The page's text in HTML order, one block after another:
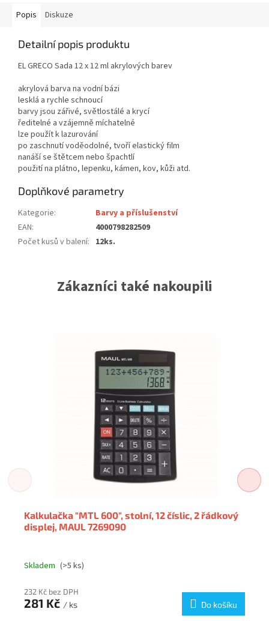
Popis Diskuze
Detailní popis produktu
EL GRECO Sada 12 x 12 ml akrylových barev
akrylová barva na vodní bázi
lesklá a rychle schnoucí
barvy jsou zářivé, světlostálé a krycí
ředitelné a vzájemně míchatelné
lze použít k lazurování
po zaschnutí voděodolné, tvoří elastický film
nanáší se štětcem nebo špachtlí
použití na plátno, lepenku, kámen, kov, kůži atd.
Doplňkové parametry
Kategorie:
Barvy a příslušenství
EAN:
4000798282509
Počet kusů v balení: 12ks.
Zákazníci také nakoupili
Kalkulačka "MTL 600", stolní, 12 číslic, 2 řádkový
displej, MAUL 7269090
Skladem (>5 ks)
232 Kč bez DPH
281 Kč / ks Do košíku